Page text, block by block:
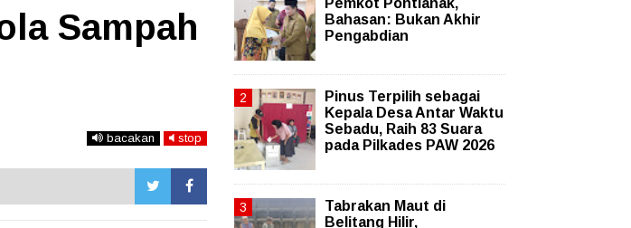
Sampah
bacakan stop
Bahasan: Bukan Akhir
Pengabdian
Pinus Terpilih sebagai
Kepala Desa Antar Waktu
Sebadu, Raih 83 Suara
pada Pilkades PAW 2026
Tabrakan Maut di
Belitang Hilir,